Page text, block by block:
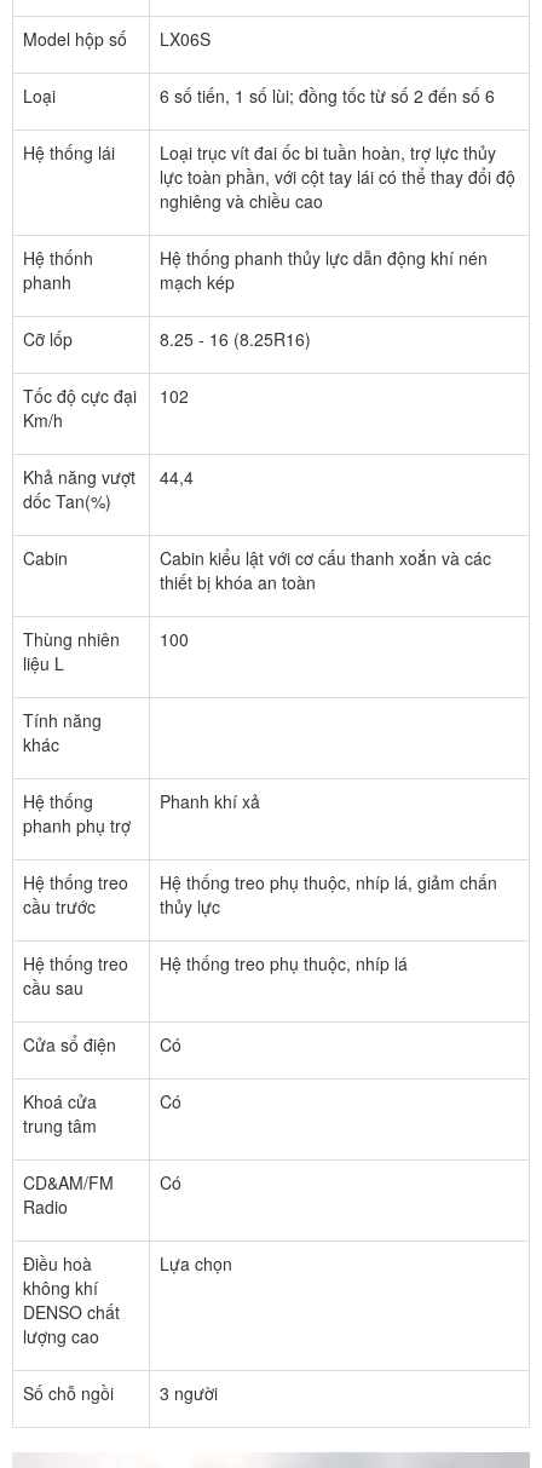
Model hộp số LX06S
Loại 6 số tiến, 1 số lùi; đồng tốc từ số 2 đến số 6
Hệ thống lái
Loại trục vít đai ốc bi tuần hoàn, trợ lực thủy
lực toàn phần, với cột tay lái có thể thay đổi độ
nghiêng và chiều cao
Hệ thốnh
phanh
Hệ thống phanh thủy lực dẫn động khí nén
mạch kép
Cỡ lốp 8.25 - 16 (8.25R16)
Tốc độ cực đại
Km/h
102
Khả năng vượt
dốc Tan(%)
44,4
Cabin
Cabin kiểu lật với cơ cấu thanh xoắn và các
thiết bị khóa an toàn
Thùng nhiên
liệu L
100
Tính năng
khác
Hệ thống
phanh phụ trợ
Phanh khí xả
Hệ thống treo
cầu trước
Hệ thống treo phụ thuộc, nhíp lá, giảm chấn
thủy lực
Hệ thống treo
cầu sau
Hệ thống treo phụ thuộc, nhíp lá
Cửa sổ điện Có
Khoá cửa
trung tâm
Có
CD&AM/FM
Radio
Có
Điều hoà
không khí
DENSO chất
lượng cao
Lựa chọn
Số chỗ ngồi 3 người